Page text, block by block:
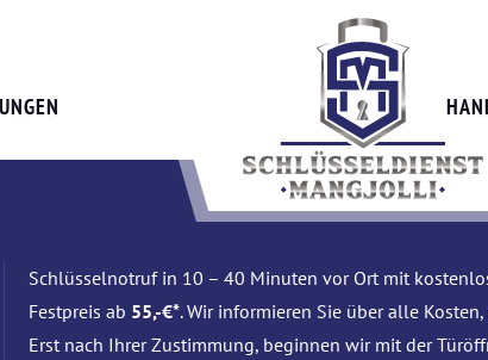
Schlüsselnotruf in 10 – 40 Minuten vor Ort mit
Festpreis ab 55,-€*. Wir informieren Sie über alle
Erst nach Ihrer Zustimmung, beginnen wir mit der